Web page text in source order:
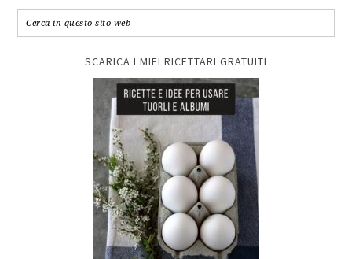
SCARICA I MIEI RICETTARI GRATUITI